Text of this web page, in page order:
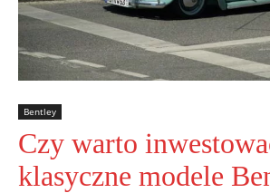
Bentley
Czy warto
klasyczne modele